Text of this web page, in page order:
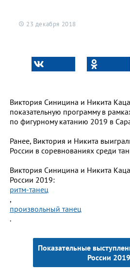
23 декабря 2018
Виктория Синицина и Никита
показательную программу в
по фигурному катанию 2019 в
Ранее, Виктория и Никита
России в соревнованиях среди
Виктория Синицина и Никита
России 2019:
ритм-танец
,
произвольный танец
.
Показательные
России 2019